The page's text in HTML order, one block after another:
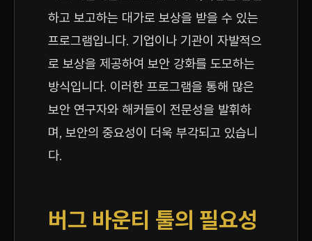
하고 보고하는 대가로 보상을 받을 수 있는
프로그램입니다. 기업이나 기관이 자발적으
로 보상을 제공하여 보안 강화를 도모하는
방식입니다. 이러한 프로그램을 통해 많은
보안 연구자와 해커들이 전문성을 발휘하
며, 보안의 중요성이 더욱 부각되고 있습니
다.
버그 바운티 툴의 필요성